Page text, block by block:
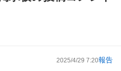
2025/4/29 7:20報告